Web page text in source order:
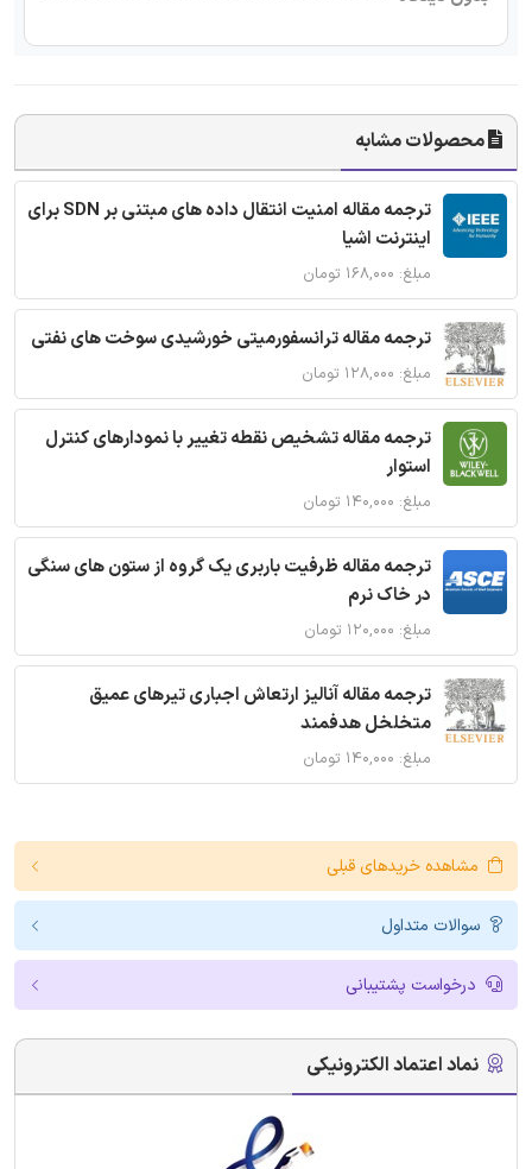
محصولات مشابه
ترجمه مقاله امنیت انتقال داده های مبتنی بر SDN برای
اینترنت اشیا
مبلغ: ۱۶۸,۰۰۰ تومان
ترجمه مقاله ترانسفورمیتی خورشیدی سوخت های نفتی
مبلغ: ۱۲۸,۰۰۰ تومان
ترجمه مقاله تشخیص نقطه تغییر با نمودارهای کنترل
استوار
مبلغ: ۱۴۰,۰۰۰ تومان
ترجمه مقاله ظرفیت باربری یک گروه از ستون های سنگی
در خاک نرم
مبلغ: ۱۲۰,۰۰۰ تومان
ترجمه مقاله آنالیز ارتعاش اجباری تیرهای عمیق
متخلخل هدفمند
مبلغ: ۱۴۰,۰۰۰ تومان
مشاهده خریدهای قبلی
سوالات متداول
درخواست پشتیبانی
نماد اعتماد الکترونیکی